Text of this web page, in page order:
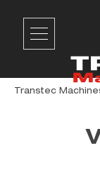
Transtec